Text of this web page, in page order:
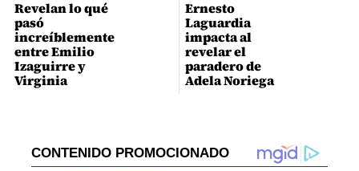
Revelan lo qué
pasó
increíblemente
entre Emilio
Izaguirre y
Virginia
Ernesto
Laguardia
impacta al
revelar el
paradero de
Adela Noriega